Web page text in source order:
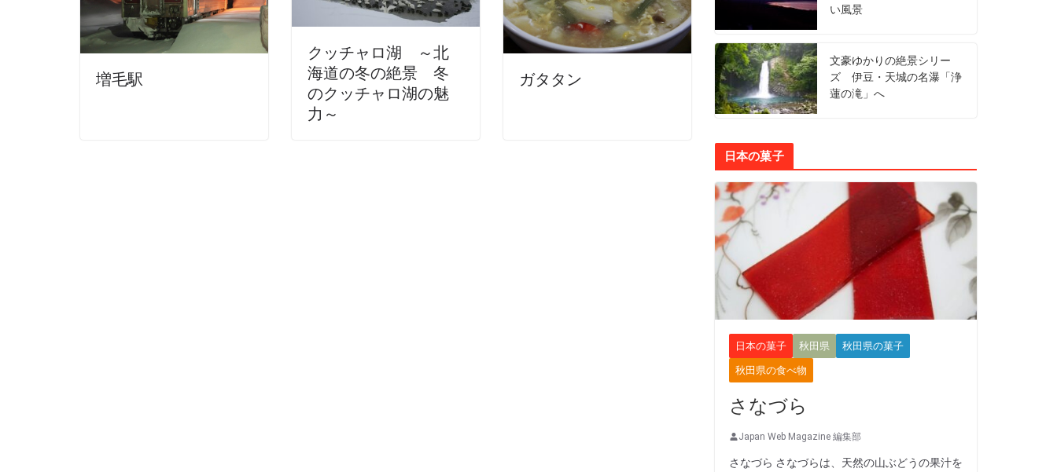
増毛駅
クッチャロ湖 ～北
海道の冬の絶景 冬
のクッチャロ湖の魅
力～
ガタタン
い風景
文豪ゆかりの絶景シリー
ズ 伊豆・天城の名瀑「浄
蓮の滝」へ
日本の菓子
日本の菓子 秋田県 秋田県の菓子
秋田県の食べ物
さなづら
Japan Web Magazine 編集部
さなづら さなづらは、天然の山ぶどうの果汁を